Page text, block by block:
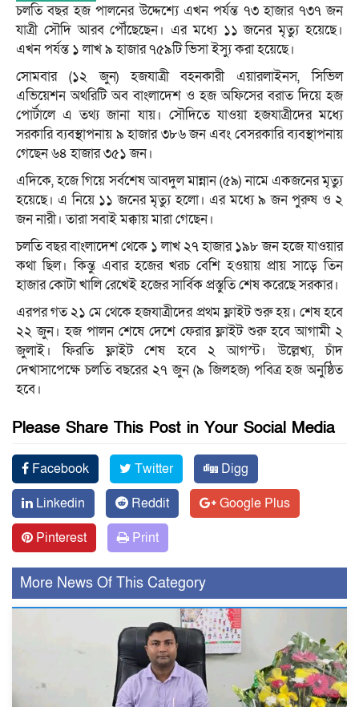
চলতি বছর হজ পালনের উদ্দেশ্যে এখন পর্যন্ত ৭৩ হাজার ৭৩৭ জন
যাত্রী সৌদি আরব পৌঁছেছেন। এর মধ্যে ১১ জনের মৃত্যু হয়েছে।
এখন পর্যন্ত ১ লাখ ৯ হাজার ৭৫৯টি ভিসা ইস্যু করা হয়েছে।
সোমবার (১২ জুন) হজযাত্রী বহনকারী এয়ারলাইনস, সিভিল
এভিয়েশন অথরিটি অব বাংলাদেশ ও হজ অফিসের বরাত দিয়ে হজ
পোর্টালে এ তথ্য জানা যায়। সৌদিতে যাওয়া হজযাত্রীদের মধ্যে
সরকারি ব্যবস্থাপনায় ৯ হাজার ৩৮৬ জন এবং বেসরকারি ব্যবস্থাপনায়
গেছেন ৬৪ হাজার ৩৫১ জন।
এদিকে, হজে গিয়ে সর্বশেষ আবদুল মান্নান (৫৯) নামে একজনের মৃত্যু
হয়েছে। এ নিয়ে ১১ জনের মৃত্যু হলো। এর মধ্যে ৯ জন পুরুষ ও ২
জন নারী। তারা সবাই মক্কায় মারা গেছেন।
চলতি বছর বাংলাদেশ থেকে ১ লাখ ২৭ হাজার ১৯৮ জন হজে যাওয়ার
কথা ছিল। কিন্তু এবার হজের খরচ বেশি হওয়ায় প্রায় সাড়ে তিন
হাজার কোটা খালি রেখেই হজের সার্বিক প্রস্তুতি শেষ করেছে সরকার।
এরপর গত ২১ মে থেকে হজযাত্রীদের প্রথম ফ্লাইট শুরু হয়। শেষ হবে
২২ জুন। হজ পালন শেষে দেশে ফেরার ফ্লাইট শুরু হবে আগামী ২
জুলাই। ফিরতি ফ্লাইট শেষ হবে ২ আগস্ট। উল্লেখ্য, চাঁদ
দেখাসাপেক্ষে চলতি বছরের ২৭ জুন (৯ জিলহজ) পবিত্র হজ অনুষ্ঠিত
হবে।
Please Share This Post in Your Social Media
Facebook Twitter
Digg
Linkedin
Reddit
Google Plus
Pinterest
Print
More News Of This Category